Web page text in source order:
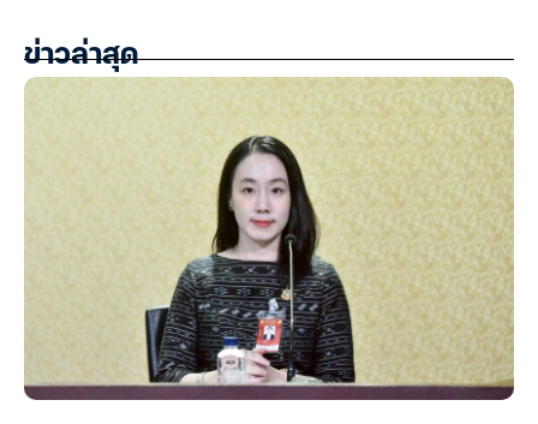
ข่าวล่าสุด